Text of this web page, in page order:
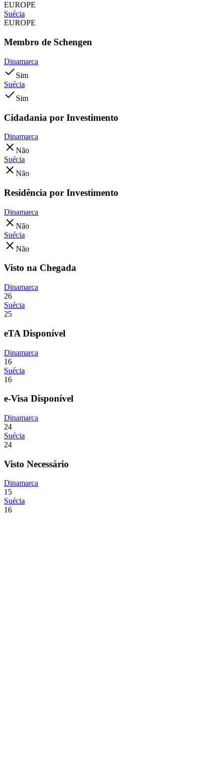
EUROPE
Suécia
EUROPE
Membro de Schengen
Dinamarca
Sim
Suécia
Sim
Cidadania por Investimento
Dinamarca
Não
Suécia
Não
Residência por Investimento
Dinamarca
Não
Suécia
Não
Visto na Chegada
Dinamarca
26
Suécia
25
eTA Disponível
Dinamarca
16
Suécia
16
e-Visa Disponível
Dinamarca
24
Suécia
24
Visto Necessário
Dinamarca
15
Suécia
16